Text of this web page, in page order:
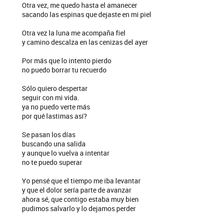
Otra vez, me quedo hasta el amanecer
sacando las espinas que dejaste en mi piel
Otra vez la luna me acompaña fiel
y camino descalza en las cenizas del ayer
Por más que lo intento pierdo
no puedo borrar tu recuerdo
Sólo quiero despertar
seguir con mi vida.
ya no puedo verte más
por qué lastimas así?
Se pasan los días
buscando una salida
y aunque lo vuelva a intentar
no te puedo superar
Yo pensé que el tiempo me iba levantar
y que el dolor sería parte de avanzar
ahora sé, que contigo estaba muy bien
pudimos salvarlo y lo dejamos perder